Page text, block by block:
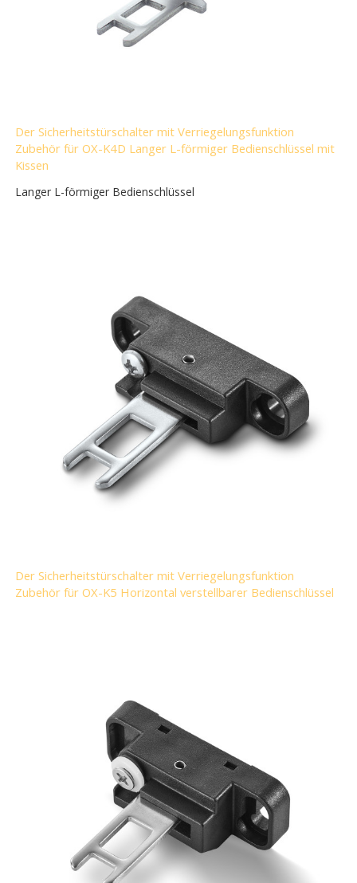
Der Sicherheitstürschalter mit Verriegelungsfunktion
Zubehör für OX-K4D Langer L-förmiger Bedienschlüssel mit
Kissen
Langer L-förmiger Bedienschlüssel
Der Sicherheitstürschalter mit Verriegelungsfunktion
Zubehör für OX-K5 Horizontal verstellbarer Bedienschlüssel